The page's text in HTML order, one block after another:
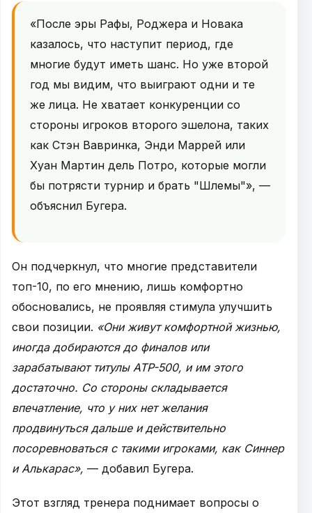
«После эры Рафы, Роджера и Новака
казалось, что наступит период, где
многие будут иметь шанс. Но уже второй
год мы видим, что выиграют одни и те
же лица. Не хватает конкуренции со
стороны игроков второго эшелона, таких
как Стэн Вавринка, Энди Маррей или
Хуан Мартин дель Потро, которые могли
бы потрясти турнир и брать "Шлемы"», —
объяснил Бугера.
Он подчеркнул, что многие представители
топ-10, по его мнению, лишь комфортно
обосновались, не проявляя стимула улучшить
свои позиции. «Они живут комфортной жизнью,
иногда добираются до финалов или
зарабатывают титулы ATP-500, и им этого
достаточно. Со стороны складывается
впечатление, что у них нет желания
продвинуться дальше и действительно
посоревноваться с такими игроками, как Синнер
и Алькарас», — добавил Бугера.
Этот взгляд тренера поднимает вопросы о